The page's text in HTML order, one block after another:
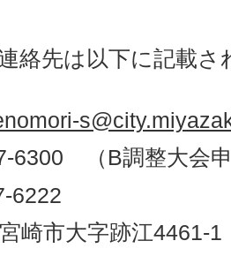
絡先は以下に記載
6300 （B調整大会
6222
崎市大字跡江4461-